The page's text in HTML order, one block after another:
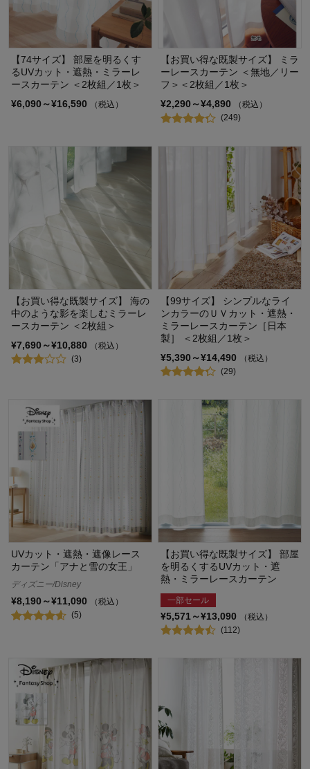
【74サイズ】 部屋を明るくす
るUVカット・遮熱・ミラーレ
ースカーテン ＜2枚組／1枚＞
¥6,090～¥16,590
（税込）
【お買い得な既製サイズ】 ミラ
ーレースカーテン ＜無地／リー
フ＞＜2枚組／1枚＞
¥2,290～¥4,890
（税込）
(249)
【お買い得な既製サイズ】 海の
中のような影を楽しむミラーレ
ースカーテン ＜2枚組＞
¥7,690～¥10,880
（税込）
(3)
【99サイズ】 シンプルなライ
ンカラーのＵＶカット・遮熱・
ミラーレースカーテン［日本
製］ ＜2枚組／1枚＞
¥5,390～¥14,490
（税込）
(29)
UVカット・遮熱・遮像レース
カーテン「アナと雪の女王」
ディズニー/Disney
¥8,190～¥11,090
（税込）
(5)
【お買い得な既製サイズ】 部屋
を明るくするUVカット・遮
熱・ミラーレースカーテン
一部セール
¥5,571～¥13,090
（税込）
(112)